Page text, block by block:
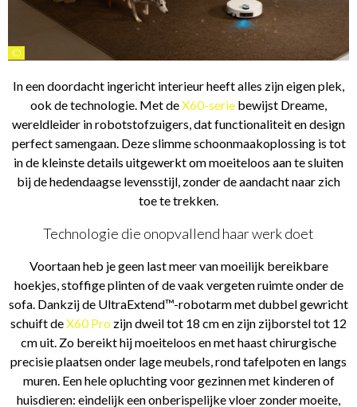
©
In een doordacht ingericht interieur heeft alles zijn eigen plek,
ook de technologie. Met deX60-serie bewijst Dreame,
wereldleider in robotstofzuigers, dat functionaliteit en design
perfect samengaan. Deze slimme schoonmaakoplossing is tot
in de kleinste details uitgewerkt om moeiteloos aan te sluiten
bij de hedendaagse levensstijl, zonder de aandacht naar zich
toe te trekken.
Technologie die onopvallend haar werk doet
Voortaan heb je geen last meer van moeilijk bereikbare
hoekjes, stoffige plinten of de vaak vergeten ruimte onder de
sofa. Dankzij de UltraExtend™-robotarm met dubbel gewricht
schuift deX60 Pro zijn dweil tot 18 cm en zijn zijborstel tot 12
cm uit. Zo bereikt hij moeiteloos en met haast chirurgische
precisie plaatsen onder lage meubels, rond tafelpoten en langs
muren. Een hele opluchting voor gezinnen met kinderen of
huisdieren: eindelijk een onberispelijke vloer zonder moeite,